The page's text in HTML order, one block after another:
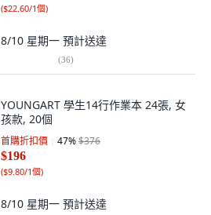
($22.60/1個)
8/10 星期一 預計送達
(36)
YOUNGART 學生14行作業本 24張, 女
孩款, 20個
首購折扣價 47%$376
$196
($9.80/1個)
8/10 星期一 預計送達